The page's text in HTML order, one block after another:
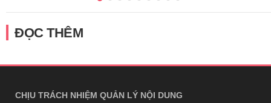
ĐỌC THÊM
CHỊU TRÁCH NHIỆM QUẢN LÝ NỘI DUNG